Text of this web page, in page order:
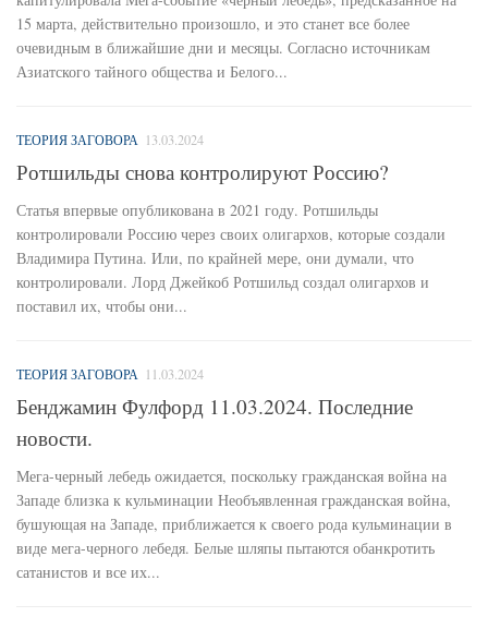
15 марта, действительно произошло, и это станет все более
очевидным в ближайшие дни и месяцы. Согласно источникам
Азиатского тайного общества и Белого...
ТЕОРИЯ ЗАГОВОРА 13.03.2024
Ротшильды снова контролируют Россию?
Статья впервые опубликована в 2021 году. Ротшильды
контролировали Россию через своих олигархов, которые создали
Владимира Путина. Или, по крайней мере, они думали, что
контролировали. Лорд Джейкоб Ротшильд создал олигархов и
поставил их, чтобы они...
ТЕОРИЯ ЗАГОВОРА 11.03.2024
Бенджамин Фулфорд 11.03.2024. Последние
новости.
Мега-черный лебедь ожидается, поскольку гражданская война на
Западе близка к кульминации Необъявленная гражданская война,
бушующая на Западе, приближается к своего рода кульминации в
виде мега-черного лебедя. Белые шляпы пытаются обанкротить
сатанистов и все их...